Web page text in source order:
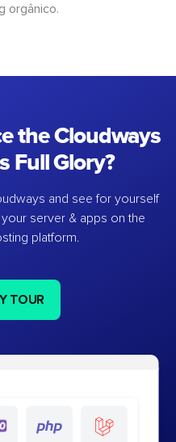
orgânico.
the Cloudways
Full Glory?
and see for yourself
server & apps on the
platform.
TOUR